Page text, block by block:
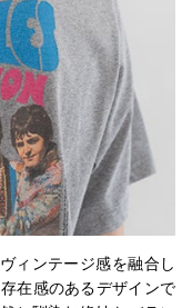
ィンテージ感を融合し
在感のあるデザインで